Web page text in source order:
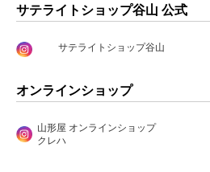
サテライトショップ谷山 公式
サテライトショップ谷山
オンラインショップ
山形屋 オンラインショップ
クレハ